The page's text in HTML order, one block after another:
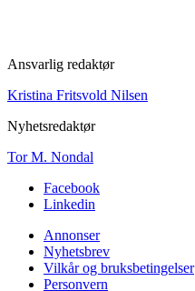
Ansvarlig redaktør
Kristina Fritsvold Nilsen
Nyhetsredaktør
Tor M. Nondal
Facebook
Linkedin
Annonser
Nyhetsbrev
Vilkår og bruksbetingelser
Personvern